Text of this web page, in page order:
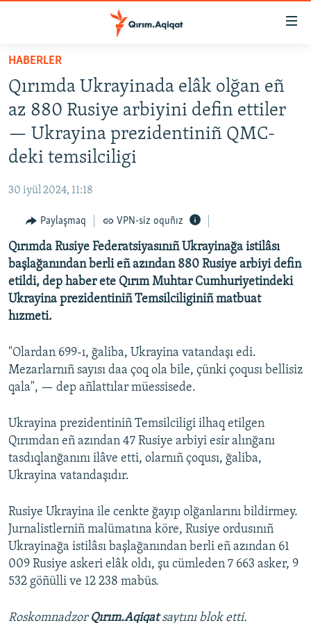
Esas
qaytmaq
Baş
navigatsiyağa
qaytmaq
Qıdıruvğa
HABERLER
SİYASET
İQTİSADİYAT
CEMİYET
İNSAN AQLARI
VİDEO
SÜRET
BLOGLAR
FİKİR
Українською
RFE/RS bütün saytları
HABERLER
Qırımda Ukrayinada elâk olğan eñ
az 880 Rusiye arbiyini defin ettiler
— Ukrayina prezidentiniñ QMC-
deki temsilciligi
30 iyül 2024, 11:18
Paylaşmaq VPN-siz oquñız
Qırımda Rusiye Federatsiyasınıñ Ukrayinağa istilâsı
başlağanından berli eñ azından 880 Rusiye arbiyi defin
etildi, dep haber ete Qırım Muhtar Cumhuriyetindeki
Ukrayina prezidentiniñ Temsilciliginiñ matbuat
hızmeti.
"Olardan 699-ı, ğaliba, Ukrayina vatandaşı edi.
Mezarlarnıñ sayısı daa çoq ola bile, çünki çoqusı bellisiz
qala", — dep añlattılar müessisede.
Ukrayina prezidentiniñ Temsilciligi ilhaq etilgen
Qırımdan eñ azından 47 Rusiye arbiyi esir alınğanı
tasdıqlanğanını ilâve etti, olarnıñ çoqusı, ğaliba,
Ukrayina vatandaşıdır.
Rusiye Ukrayina ile cenkte ğayıp olğanlarını bildirmey.
Jurnalistlerniñ malümatına köre, Rusiye ordusınıñ
Ukrayinağa istilâsı başlağanından berli eñ azından 61
009 Rusiye askeri elâk oldı, şu cümleden 7 663 asker, 9
532 göñülli ve 12 238 mabüs.
Roskomnadzor Qırım.Aqiqatsaytını blok etti.